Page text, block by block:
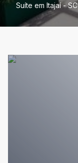
Suíte em Itajaí - SC